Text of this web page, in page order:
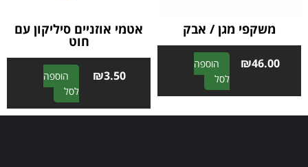
משקפי מגן / אבק
₪46.00
הוספה
לסל
A
l
אטמי אוזניים סיליקון עם
חוט
₪3.50
הוספה
לסל
A
l